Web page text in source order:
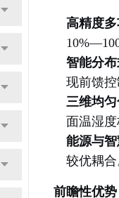
高精度
智能分
现前馈
三维均
面温湿
能源与
较优耦
前瞻性优势